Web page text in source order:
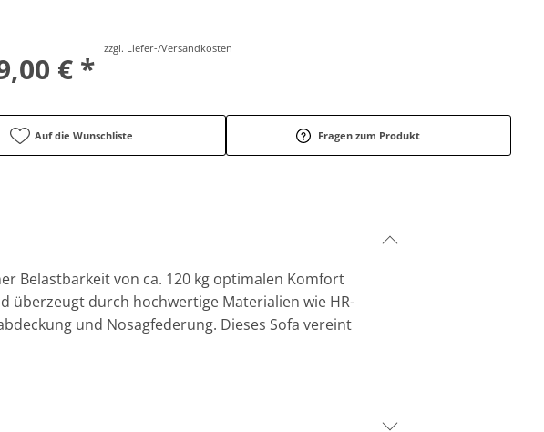
€ *
zzgl. Liefer-/Versandkosten
Auf die Wunschliste Fragen zum Produkt
Belastbarkeit von ca. 120 kg optimalen Komfort
überzeugt durch hochwertige Materialien wie HR-
und Nosagfederung. Dieses Sofa vereint